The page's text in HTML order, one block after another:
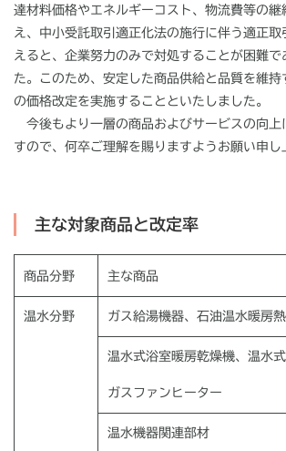
達材料価格やエネルギーコスト、物流費等の継
え、中小受託取引適正化法の施行に伴う適正取
えると、企業努力のみで対処することが困難で
た。このため、安定した商品供給と品質を維持
の価格改定を実施することといたしました。
今後もより一層の商品およびサービスの向上
すので、何卒ご理解を賜りますようお願い申し
主な対象商品と改定率
商品分野 主な商品
温水分野 ガス給湯機器、石油温水暖房
温水式浴室暖房乾燥機、温水式
ガスファンヒーター
温水機器関連部材